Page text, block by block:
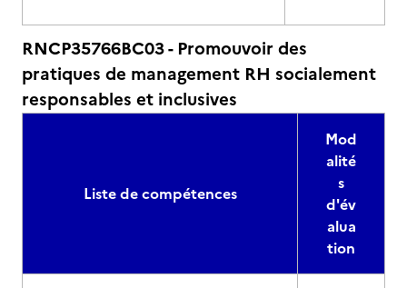
RNCP35766BC03 - Promouvoir des
pratiques de management RH socialement
responsables et inclusives
Liste de compétences
Mod
alité
s
d'év
alua
tion